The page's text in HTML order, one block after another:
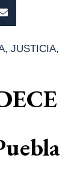
, JUSTICIA,